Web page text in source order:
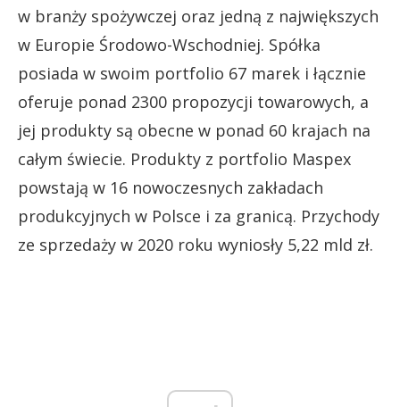
w branży spożywczej oraz jedną z największych
w Europie Środowo-Wschodniej. Spółka
posiada w swoim portfolio 67 marek i łącznie
oferuje ponad 2300 propozycji towarowych, a
jej produkty są obecne w ponad 60 krajach na
całym świecie. Produkty z portfolio Maspex
powstają w 16 nowoczesnych zakładach
produkcyjnych w Polsce i za granicą. Przychody
ze sprzedaży w 2020 roku wyniosły 5,22 mld zł.